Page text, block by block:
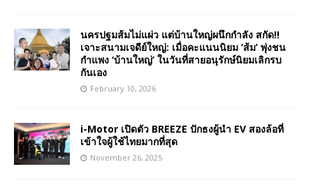
นครปฐมส้มไม่แผ่ว แต่บ้านใหญ่ผนึกกำลัง สกัด!!
เจาะสนามเจดีย์ใหญ่: เมื่อคะแนนนิยม ‘ส้ม’ พุ่งชน
กำแพง ‘บ้านใหญ่’ ในวันที่สายอนุรักษ์นิยมเลิกรบ
กันเอง
February 10, 2026
i-Motor เปิดตัว BREEZE ปักธงผู้นำ EV สองล้อที่
เข้าใจผู้ใช้ไทยมากที่สุด
November 26, 2025